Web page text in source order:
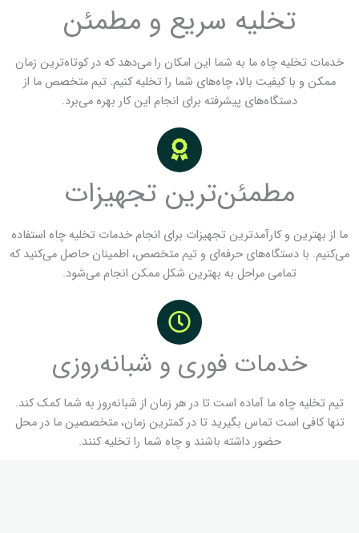
تخلیه سریع و مطمئن
خدمات تخلیه چاه ما به شما این امکان را می‌دهد که در کوتاه‌ترین زمان
ممکن و با کیفیت بالا، چاه‌های شما را تخلیه کنیم. تیم متخصص ما از
دستگاه‌های پیشرفته برای انجام این کار بهره می‌برد.
مطمئن‌ترین تجهیزات
ما از بهترین و کارآمدترین تجهیزات برای انجام خدمات تخلیه چاه استفاده
می‌کنیم. با دستگاه‌های حرفه‌ای و تیم متخصص، اطمینان حاصل می‌کنید که
تمامی مراحل به بهترین شکل ممکن انجام می‌شود.
خدمات فوری و شبانه‌روزی
تیم تخلیه چاه ما آماده است تا در هر زمان از شبانه‌روز به شما کمک کند.
تنها کافی است تماس بگیرید تا در کمترین زمان، متخصصین ما در محل
حضور داشته باشند و چاه شما را تخلیه کنند.